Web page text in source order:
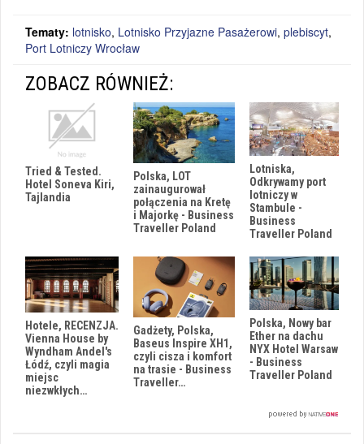
Tematy: lotnisko, Lotnisko Przyjazne Pasażerowi, plebiscyt,
Port Lotniczy Wrocław
ZOBACZ RÓWNIEŻ:
Tried & Tested.
Hotel Soneva Kiri,
Tajlandia
Polska, LOT
zainaugurował
połączenia na Kretę
i Majorkę - Business
Traveller Poland
Lotniska,
Odkrywamy port
lotniczy w
Stambule -
Business
Traveller Poland
Hotele, RECENZJA.
Vienna House by
Wyndham Andel's
Łódź, czyli magia
miejsc
niezwkłych…
Gadżety, Polska,
Baseus Inspire XH1,
czyli cisza i komfort
na trasie - Business
Traveller…
Polska, Nowy bar
Ether na dachu
NYX Hotel Warsaw
- Business
Traveller Poland